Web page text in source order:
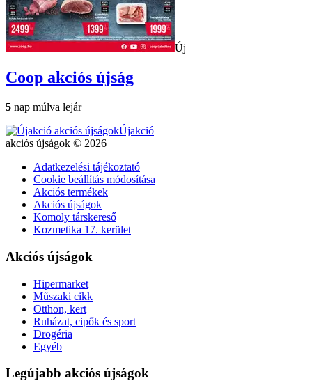
Új
Coop akciós újság
5 nap múlva lejár
Újakció
akciós újságok © 2026
Adatkezelési tájékoztató
Cookie beállítás módosítása
Akciós termékek
Akciós újságok
Komoly társkereső
Kozmetika 17. kerület
Akciós újságok
Hipermarket
Műszaki cikk
Otthon, kert
Ruházat, cipők és sport
Drogéria
Egyéb
Legújabb akciós újságok